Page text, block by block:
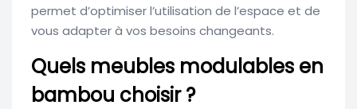
permet d’optimiser l’utilisation de l’espace et de
vous adapter à vos besoins changeants.
Quels meubles modulables en
bambou choisir ?